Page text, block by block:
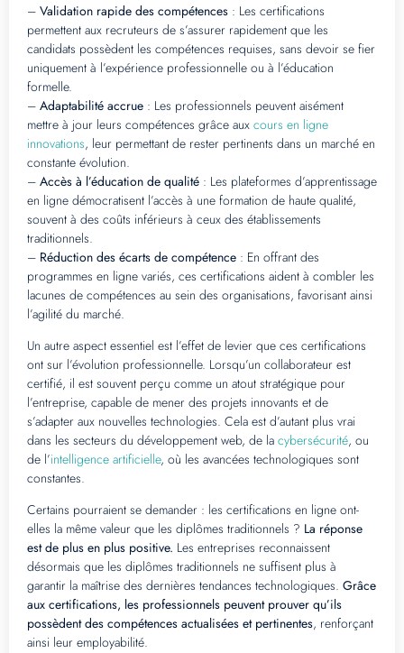
– Validation rapide des compétences : Les certifications
permettent aux recruteurs de s’assurer rapidement que les
candidats possèdent les compétences requises, sans devoir se fier
uniquement à l’expérience professionnelle ou à l’éducation
formelle.
– Adaptabilité accrue : Les professionnels peuvent aisément
mettre à jour leurs compétences grâce aux cours en ligne
innovations, leur permettant de rester pertinents dans un marché en
constante évolution.
– Accès à l’éducation de qualité : Les plateformes d’apprentissage
en ligne démocratisent l’accès à une formation de haute qualité,
souvent à des coûts inférieurs à ceux des établissements
traditionnels.
– Réduction des écarts de compétence : En offrant des
programmes en ligne variés, ces certifications aident à combler les
lacunes de compétences au sein des organisations, favorisant ainsi
l’agilité du marché.
Un autre aspect essentiel est l’effet de levier que ces certifications
ont sur l’évolution professionnelle. Lorsqu’un collaborateur est
certifié, il est souvent perçu comme un atout stratégique pour
l’entreprise, capable de mener des projets innovants et de
s’adapter aux nouvelles technologies. Cela est d’autant plus vrai
dans les secteurs du développement web, de la cybersécurité, ou
de l’intelligence artificielle, où les avancées technologiques sont
constantes.
Certains pourraient se demander : les certifications en ligne ont-
elles la même valeur que les diplômes traditionnels ? La réponse
est de plus en plus positive. Les entreprises reconnaissent
désormais que les diplômes traditionnels ne suffisent plus à
garantir la maîtrise des dernières tendances technologiques. Grâce
aux certifications, les professionnels peuvent prouver qu’ils
possèdent des compétences actualisées et pertinentes, renforçant
ainsi leur employabilité.